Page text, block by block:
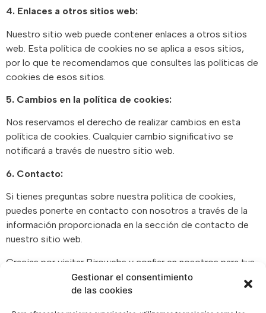
Gestionar el consentimiento
de las cookies
4. Enlaces a otros sitios web:
Nuestro sitio web puede contener enlaces a otros sitios
web. Esta política de cookies no se aplica a esos sitios,
por lo que te recomendamos que consultes las políticas de
cookies de esos sitios.
5. Cambios en la política de cookies:
Nos reservamos el derecho de realizar cambios en esta
política de cookies. Cualquier cambio significativo se
notificará a través de nuestro sitio web.
6. Contacto:
Si tienes preguntas sobre nuestra política de cookies,
puedes ponerte en contacto con nosotros a través de la
información proporcionada en la sección de contacto de
nuestro sitio web.
Gracias por visitar Birowebs y confiar en nosotros para tus
necesidades de marketing.